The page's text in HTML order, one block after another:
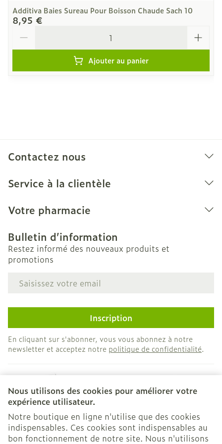
Nous utilisons des cookies pour améliorer votre
expérience utilisateur.
Notre boutique en ligne n'utilise que des cookies
indispensables. Ces cookies sont indispensables au
bon fonctionnement de notre site. Nous n'utilisons
Additiva Baies Sureau Pour Boisson Chaude Sach 10
8,95 €
Ajouter au panier
Contactez nous
Service à la clientèle
Votre pharmacie
Bulletin d’information
Restez informé des nouveaux produits et
promotions
Adresse mail
Inscription
En cliquant sur s'abonner, vous vous abonnez à notre
newsletter et acceptez notre politique de confidentialité.